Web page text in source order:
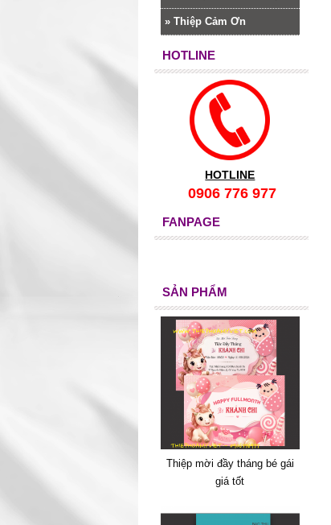
» Thiệp Cảm Ơn
HOTLINE
HOTLINE
0906 776 977
FANPAGE
SẢN PHẨM
Thiệp mời đầy tháng bé gái
giá tốt